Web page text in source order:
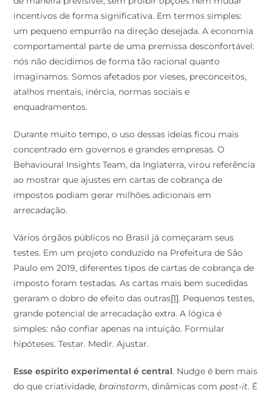
incentivos de forma significativa. Em termos simples:
um pequeno empurrão na direção desejada. A economia
comportamental parte de uma premissa desconfortável:
nós não decidimos de forma tão racional quanto
imaginamos. Somos afetados por vieses, preconceitos,
atalhos mentais, inércia, normas sociais e
enquadramentos.
Durante muito tempo, o uso dessas ideias ficou mais
concentrado em governos e grandes empresas. O
Behavioural Insights Team, da Inglaterra, virou referência
ao mostrar que ajustes em cartas de cobrança de
impostos podiam gerar milhões adicionais em
arrecadação.
Vários órgãos públicos no Brasil já começaram seus
testes. Em um projeto conduzido na Prefeitura de São
Paulo em 2019, diferentes tipos de cartas de cobrança de
imposto foram testadas. As cartas mais bem sucedidas
geraram o dobro de efeito das outras[1]. Pequenos testes,
grande potencial de arrecadação extra. A lógica é
simples: não confiar apenas na intuição. Formular
hipóteses. Testar. Medir. Ajustar.
Esse espírito experimental é central. Nudge é bem mais
do que criatividade, brainstorm, dinâmicas com post-it. É